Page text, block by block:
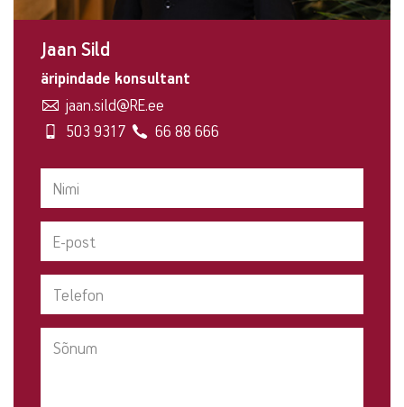
Jaan Sild
äripindade konsultant
jaan.sild@RE.ee
503 9317
66 88 666